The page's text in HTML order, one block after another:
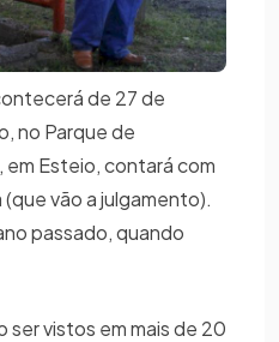
de 27 de
no Parque de
em Esteio, contará com
vão a julgamento).
passado, quando
vistos em mais de 20